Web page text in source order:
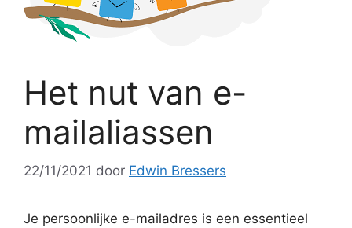
Het nut van e-
mailaliassen
22/11/2021 door Edwin Bressers
Je persoonlijke e-mailadres is een essentieel